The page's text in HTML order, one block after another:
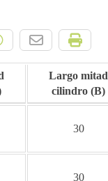
Largo mitad
cilindro (B)
30
30